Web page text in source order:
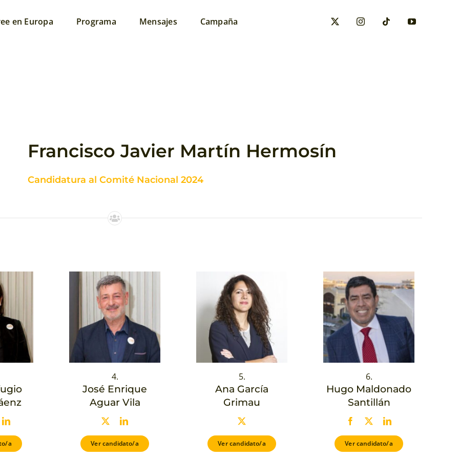
en Europa Programa Mensajes Campaña
Francisco Javier Martín Hermosín
Candidatura al Comité Nacional 2024
a
4.
José Enrique
Aguar Vila
Ver candidato/a
5.
Ana García
Grimau
Ver candidato/a
6.
Hugo Maldonado
Santillán
Ver candidato/a